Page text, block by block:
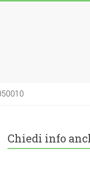
Chiedi info